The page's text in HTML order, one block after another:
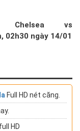
vs
02h30 ngày 14/01
Full HD nét căng.
full HD